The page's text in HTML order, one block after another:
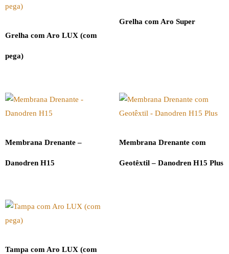
Grelha com Aro LUX (com
pega)
Grelha com Aro Super
Membrana Drenante –
Danodren H15
Membrana Drenante com
Geotêxtil – Danodren H15 Plus
Tampa com Aro LUX (com